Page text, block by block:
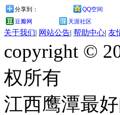
分享到： QQ空间
豆瓣网
天涯社区
关于我们| 网站公告| 帮助中心| 友
copyright ©
权所有
江西鹰潭最